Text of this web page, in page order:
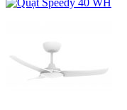
Một trong những tính
trần đã được Mr.Vũ
chính là chế độ đảo